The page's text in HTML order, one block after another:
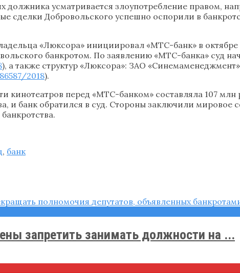
должника усматривается злоупотребление правом,
сделки Добровольского успешно оспорили в
«Люксора» инициировал «МТС-банк» в
банкротом. По заявлению «МТС-банка» суд
), а также структур «Люксора»: ЗАО
2018).
кинотеатров перед «МТС-банком» составляла 107
и банк обратился в суд. Стороны заключили
, банк
запретить занимать должности на ...